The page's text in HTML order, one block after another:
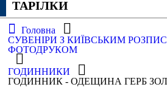
ТАРІЛКИ
Головна
СУВЕНІРИ З КИЇВСЬКИМ
ФОТОДРУКОМ
ГОДИННИКИ
ГОДИННИК - ОДЕЩИНА ГЕРБ